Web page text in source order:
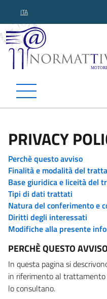
ITA
PRIVACY
Perchè questo avviso
Finalità e modalità del
Base giuridica e liceità del
Tipi di dati trattati
Natura del conferimento e
Diritti degli interessati
Modifiche alla presente
PERCHÈ QUESTO AVVISO
In questa pagina si
in riferimento al
lo consultano.